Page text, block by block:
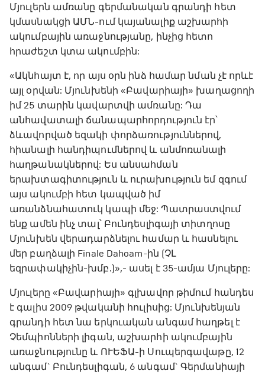
Մյուլերն ամռանը գերմանական գրանդի հետ
կմասնակցի ԱՄՆ-ում կայանալիք աշխարհի
ակումբային առաջնությանը, ինչից հետո
հրաժեշտ կտա ակումբին:
«Ակնհայտ է, որ այս օրն ինձ համար նման չէ որևէ
այլ օրվան: Մյունխենի «Բավարիայի» խաղացողի
իմ 25 տարին կավարտվի ամռանը: Դա
անհավատալի ճանապարհորդություն էր՝
ձևավորված եզակի փորձառություններով,
հիանալի հանդիպումներով և անմոռանալի
հաղթանակներով: Ես անսահման
երախտագիտություն և ուրախություն եմ զգում
այս ակումբի հետ կապված իմ
առանձնահատուկ կապի մեջ: Պատրաստվում
ենք ամեն ինչ տալ՝ Բունդեսլիգայի տիտղոսը
Մյունխեն վերադարձնելու համար և հասնելու
մեր բաղձալի Finale Dahoam-ին (ՉԼ
եզրափակիչին-խմբ.)»,- ասել է 35-ամյա Մյուլերը:
Մյուլերը «Բավարիայի» գլխավոր թիմում հանդես
է գալիս 2009 թվականի հուլիսից: Մյունխենյան
գրանդի հետ նա երկուական անգամ հաղթել է
Չեմպիոնների լիգան, աշխարհի ակումբային
առաջնությունը և ՈՒԵՖԱ-ի Սուպերգավաթը, 12
անգամ` Բունդեսլիգան, 6 անգամ` Գերմանիայի